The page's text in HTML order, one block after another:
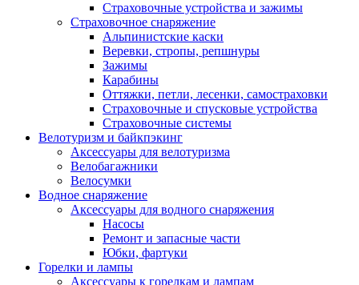
Страховочные устройства и зажимы
Страховочное снаряжение
Альпинистские каски
Веревки, стропы, репшнуры
Зажимы
Карабины
Оттяжки, петли, лесенки, самостраховки
Страховочные и спусковые устройства
Страховочные системы
Велотуризм и байкпэкинг
Аксессуары для велотуризма
Велобагажники
Велосумки
Водное снаряжение
Аксессуары для водного снаряжения
Насосы
Ремонт и запасные части
Юбки, фартуки
Горелки и лампы
Аксессуары к горелкам и лампам